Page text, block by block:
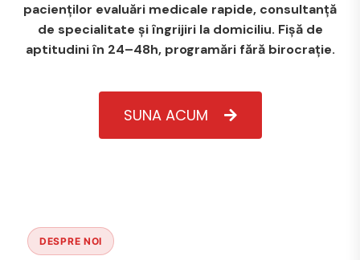
pacienților evaluări medicale rapide, consultanță
de specialitate și îngrijiri la domiciliu. Fișă de
aptitudini în 24–48h, programări fără birocrație.
SUNA ACUM
DESPRE NOI